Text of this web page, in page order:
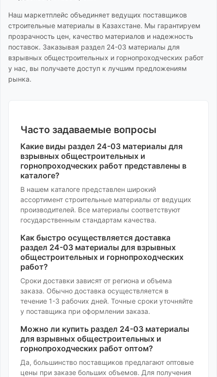
Наш маркетплейс объединяет ведущих поставщиков
строительные материалы в Казахстане. Мы гарантируем
прозрачность цен, качество материалов и надежность
поставок. Заказывая раздел 24-03 материалы для
взрывных общестроительных и горнопроходческих работ
у нас, вы получаете доступ к лучшим предложениям
рынка.
Часто задаваемые вопросы
Какие виды раздел 24-03 материалы для
взрывных общестроительных и
горнопроходческих работ представлены в
каталоге?
В нашем каталоге представлен широкий
ассортимент строительные материалы от ведущих
производителей. Все материалы соответствуют
государственным стандартам качества.
Как быстро осуществляется доставка
раздел 24-03 материалы для взрывных
общестроительных и горнопроходческих
работ?
Сроки доставки зависят от региона и объема
заказа. Обычно доставка осуществляется в
течение 1-3 рабочих дней. Точные сроки уточняйте
у поставщика при оформлении заказа.
Можно ли купить раздел 24-03 материалы
для взрывных общестроительных и
горнопроходческих работ оптом?
Да, большинство поставщиков предлагают оптовые
цены при заказе больших объемов. Для получения